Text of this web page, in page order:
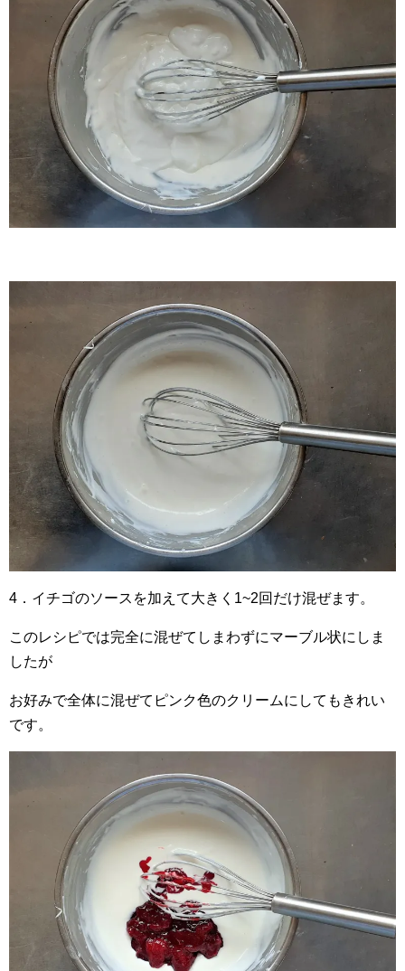
4．イチゴのソースを加えて大きく1~2回だけ混ぜます。
このレシピでは完全に混ぜてしまわずにマーブル状にしま
したが
お好みで全体に混ぜてピンク色のクリームにしてもきれい
です。